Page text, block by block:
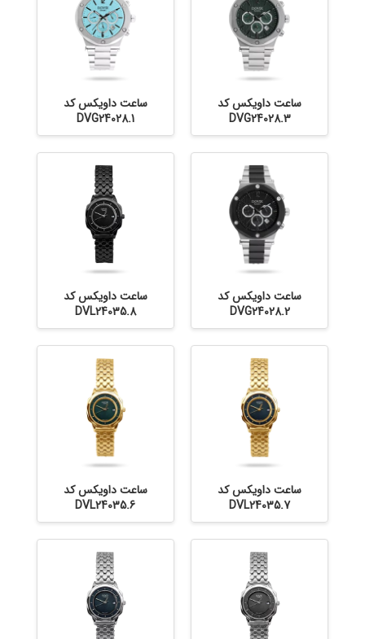
ساعت داویکس کد
DVG24028.3
ساعت داویکس کد
DVG24028.1
ساعت داویکس کد
DVG24028.2
ساعت داویکس کد
DVL24035.8
ساعت داویکس کد
DVL24035.7
ساعت داویکس کد
DVL24035.6